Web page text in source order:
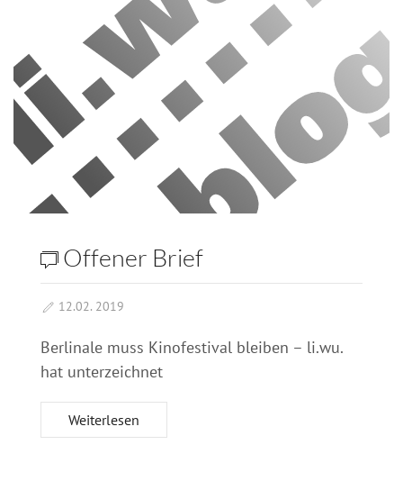
Offener Brief
12.02. 2019
Berlinale muss Kinofestival bleiben – li.wu.
hat unterzeichnet
Weiterlesen